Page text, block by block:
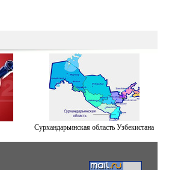
Сурхандарьинская область Узбекистана